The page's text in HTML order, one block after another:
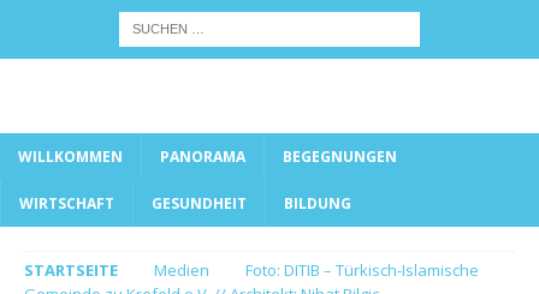
WILLKOMMEN PANORAMA BEGEGNUNGEN
WIRTSCHAFT GESUNDHEIT BILDUNG
STARTSEITE Medien
Foto: DITIB – Türkisch-Islamische